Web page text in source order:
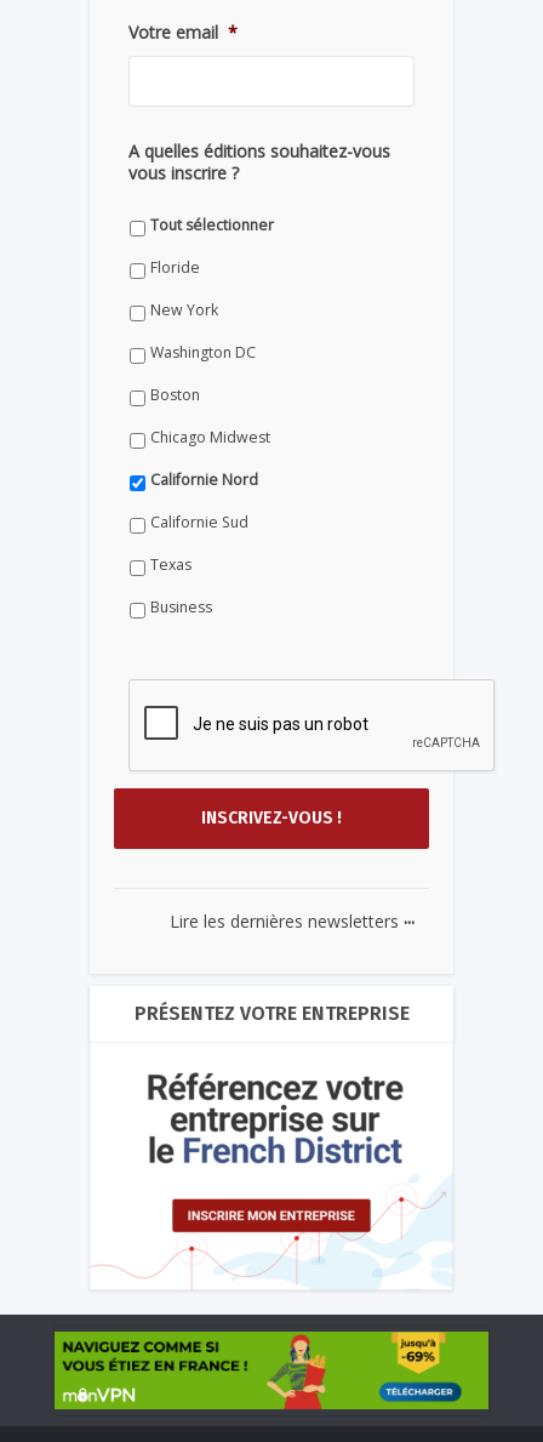
Votre email *
A quelles éditions souhaitez-vous
vous inscrire ?
Tout sélectionner
Floride
New York
Washington DC
Boston
Chicago Midwest
Californie Nord
Californie Sud
Texas
Business
Lire les dernières newsletters ...
PRÉSENTEZ VOTRE ENTREPRISE